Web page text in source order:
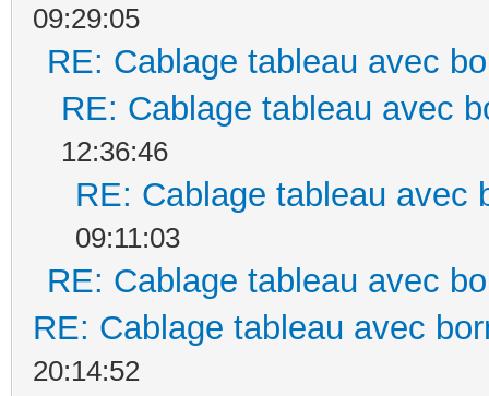
09:29:05
RE: Cablage tableau avec
RE: Cablage tableau avec
12:36:46
RE: Cablage tableau avec
09:11:03
RE: Cablage tableau avec
RE: Cablage tableau avec
20:14:52